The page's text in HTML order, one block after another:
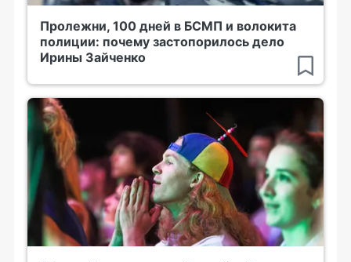
Пролежни, 100 дней в БСМП и волокита
полиции: почему застопорилось дело
Ирины Зайченко